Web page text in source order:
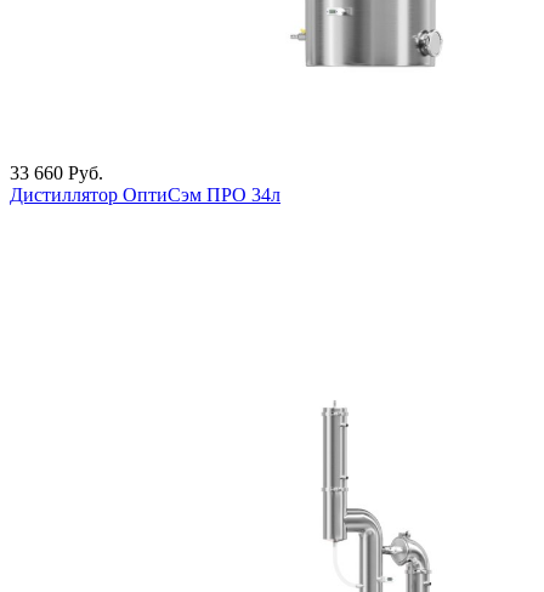
33 660 Руб.
Дистиллятор ОптиСэм ПРО 34л